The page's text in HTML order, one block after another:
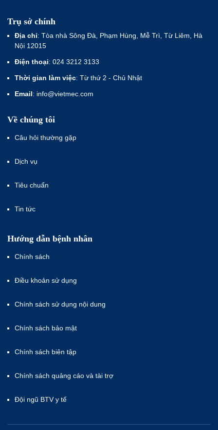
Trụ sở chính
Địa chỉ: Tòa nhà Sông Đà, Phạm Hùng, Mễ Trì, Từ Liêm, Hà
Nội 12015
Điện thoại: 024 3212 3133
Thời gian làm việc: Từ thứ 2 - Chủ Nhật
Email: info@vietmec.com
Về chúng tôi
Câu hỏi thường gặp
Dịch vụ
Tiêu chuẩn
Tin tức
Hướng dẫn bệnh nhân
Chính sách
Điều khoản sử dụng
Chính sách sử dụng nội dung
Chính sách bảo mật
Chính sách biên tập
Chính sách quảng cáo và tài trợ
Đội ngũ BTV y tế